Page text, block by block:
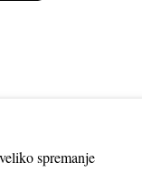
spremanje